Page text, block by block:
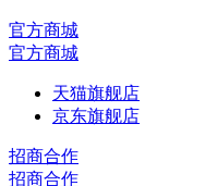
官方商城
官方商城
天猫旗舰店
京东旗舰店
招商合作
招商合作